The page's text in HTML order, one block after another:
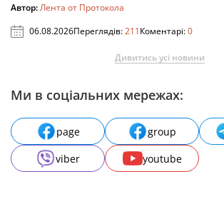
Автор:Лента от Протокола
06.08.2026Переглядів:211Коментарі:0
Дивитись усі новини
Ми в соціальних мережах:
page group
viber
youtube